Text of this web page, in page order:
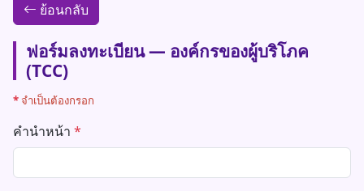
ย้อนกลับ
ฟอร์มลงทะเบียน — องค์กรของผู้บริโภค
(TCC)
*จำเป็นต้องกรอก
คำนำหน้า *